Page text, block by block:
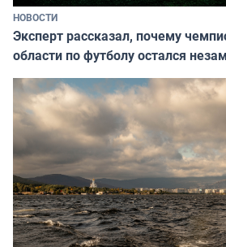
НОВОСТИ
Эксперт рассказал, почему
области по футболу остался